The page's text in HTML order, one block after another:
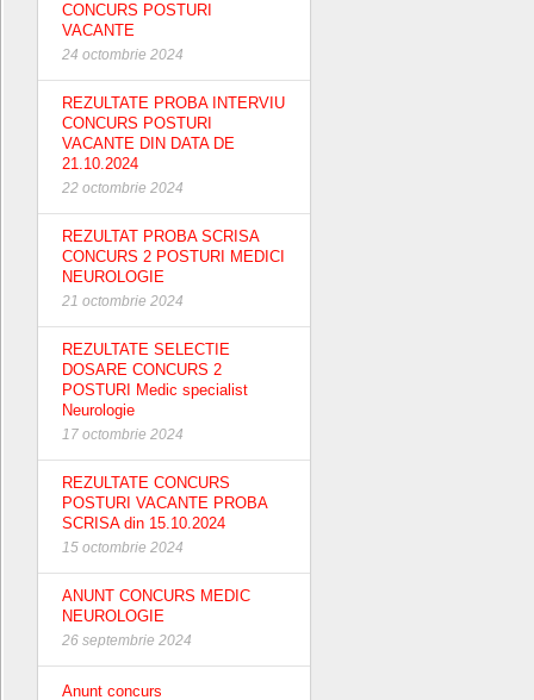
CONCURS POSTURI
VACANTE
24 octombrie 2024
REZULTATE PROBA INTERVIU
CONCURS POSTURI
VACANTE DIN DATA DE
21.10.2024
22 octombrie 2024
REZULTAT PROBA SCRISA
CONCURS 2 POSTURI MEDICI
NEUROLOGIE
21 octombrie 2024
REZULTATE SELECTIE
DOSARE CONCURS 2
POSTURI Medic specialist
Neurologie
17 octombrie 2024
REZULTATE CONCURS
POSTURI VACANTE PROBA
SCRISA din 15.10.2024
15 octombrie 2024
ANUNT CONCURS MEDIC
NEUROLOGIE
26 septembrie 2024
Anunt concurs